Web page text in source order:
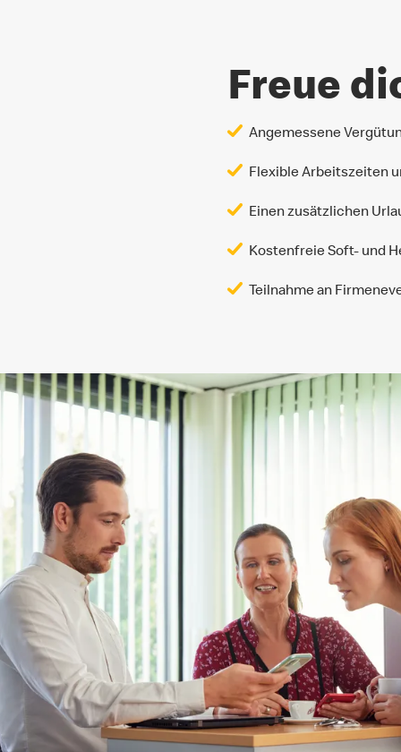
Freue
Angemessene
Flexible Arbeitszeiten
Einen zusätzlichen
Kostenfreie Soft- und
Teilnahme an